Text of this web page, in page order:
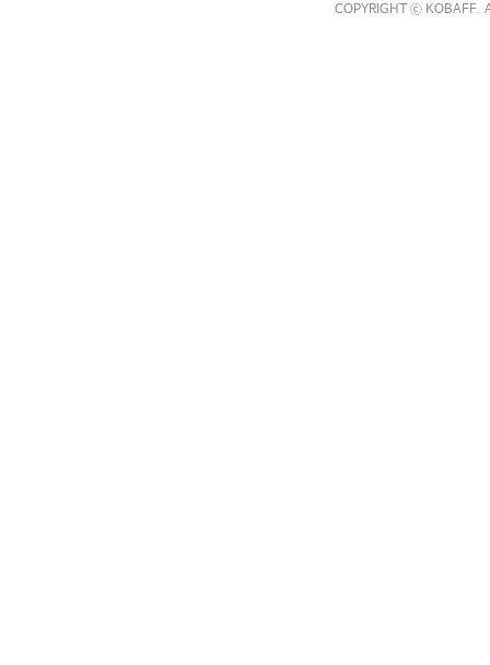
COPYRIGHT ⓒ KOBAFF.